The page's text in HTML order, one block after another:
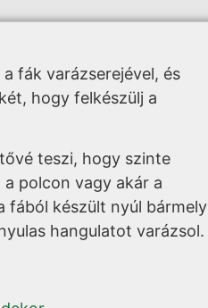
fák varázserejével, és
hogy felkészülj a
teszi, hogy szinte
polcon vagy akár a
fából készült nyúl bármely
hangulatot varázsol.